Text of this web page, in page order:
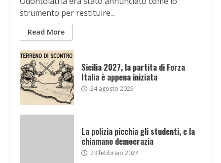
strumento per restituire...
Read More
Sicilia 2027, la partita di Forza
Italia è appena iniziata
24 agosto 2025
La polizia picchia gli studenti, e la
chiamano democrazia
23 febbraio 2024